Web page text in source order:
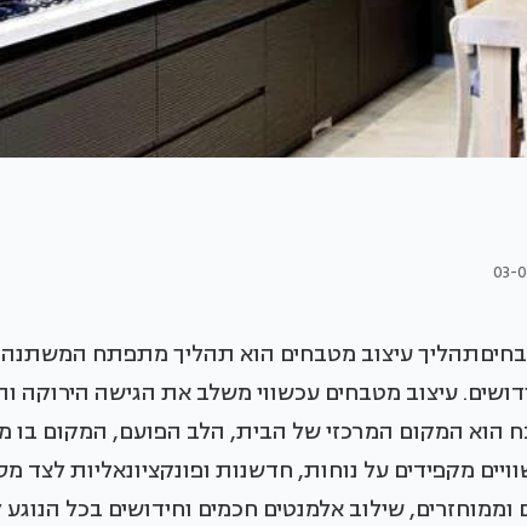
03-
עיצוב מטבחים הוא תהליך מתפתח
עיצוב מטבחים עכשווי משלב את הגישה הירוקה
הוא המקום המרכזי של הבית, הלב הפועם, המקום
מקפידים על נוחות, חדשנות ופונקציונאליות לצד
שילוב אלמנטים חכמים וחידושים בכל